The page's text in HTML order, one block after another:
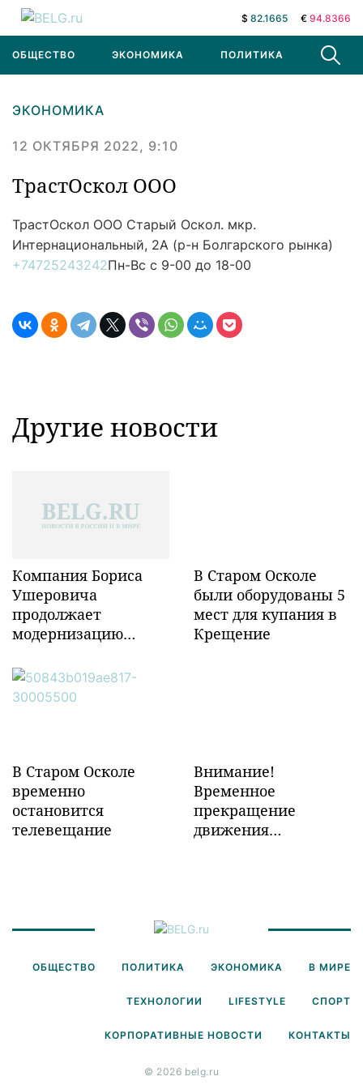
$ 82.1665 € 94.8366
ОБЩЕСТВО ЭКОНОМИКА ПОЛИТИКА В МИРЕ
ЭКОНОМИКА
12 ОКТЯБРЯ 2022, 9:10
ТрастОскол ООО
ТрастОскол ООО Старый Оскол. мкр.
Интернациональный, 2А (р-н Болгарского рынка)
+74725243242Пн-Вс с 9-00 до 18-00
Другие новости
Компания Бориса
Ушеровича
продолжает
модернизацию
инфраструктуры в
Забайкалье
В Старом Осколе
были оборудованы 5
мест для купания в
Крещение
В Старом Осколе
временно
остановится
телевещание
Внимание!
Временное
прекращение
движения
ОБЩЕСТВО ПОЛИТИКА ЭКОНОМИКА В МИРЕ
ТЕХНОЛОГИИ LIFESTYLE СПОРТ
КОРПОРАТИВНЫЕ НОВОСТИ КОНТАКТЫ
© 2026 belg.ru